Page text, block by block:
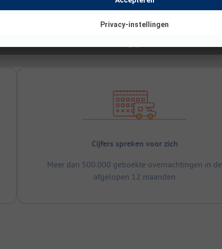
Cijfers spreken voor zich
Meer dan 500.000 geboekte overnachtingen in de
afgelopen 12 maanden